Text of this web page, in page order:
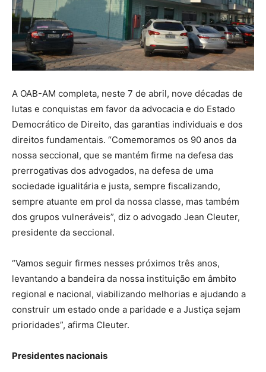
A OAB-AM completa, neste 7 de abril, nove décadas de
lutas e conquistas em favor da advocacia e do Estado
Democrático de Direito, das garantias individuais e dos
direitos fundamentais. “Comemoramos os 90 anos da
nossa seccional, que se mantém firme na defesa das
prerrogativas dos advogados, na defesa de uma
sociedade igualitária e justa, sempre fiscalizando,
sempre atuante em prol da nossa classe, mas também
dos grupos vulneráveis”, diz o advogado Jean Cleuter,
presidente da seccional.
“Vamos seguir firmes nesses próximos três anos,
levantando a bandeira da nossa instituição em âmbito
regional e nacional, viabilizando melhorias e ajudando a
construir um estado onde a paridade e a Justiça sejam
prioridades”, afirma Cleuter.
Presidentes nacionais